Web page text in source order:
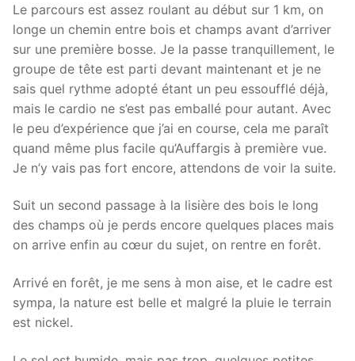
Le parcours est assez roulant au début sur 1 km, on
longe un chemin entre bois et champs avant d’arriver
sur une première bosse. Je la passe tranquillement, le
groupe de tête est parti devant maintenant et je ne
sais quel rythme adopté étant un peu essoufflé déjà,
mais le cardio ne s’est pas emballé pour autant. Avec
le peu d’expérience que j’ai en course, cela me paraît
quand même plus facile qu’Auffargis à première vue.
Je n’y vais pas fort encore, attendons de voir la suite.
Suit un second passage à la lisière des bois le long
des champs où je perds encore quelques places mais
on arrive enfin au cœur du sujet, on rentre en forêt.
Arrivé en forêt, je me sens à mon aise, et le cadre est
sympa, la nature est belle et malgré la pluie le terrain
est nickel.